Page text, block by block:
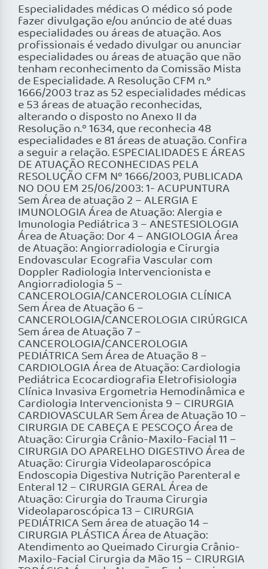
Especialidades médicas O médico só pode
fazer divulgação e/ou anúncio de até duas
especialidades ou áreas de atuação. Aos
profissionais é vedado divulgar ou anunciar
especialidades ou áreas de atuação que não
tenham reconhecimento da Comissão Mista
de Especialidade. A Resolução CFM n.º
1666/2003 traz as 52 especialidades médicas
e 53 áreas de atuação reconhecidas,
alterando o disposto no Anexo II da
Resolução n.º 1634, que reconhecia 48
especialidades e 81 áreas de atuação. Confira
a seguir a relação. ESPECIALIDADES E ÁREAS
DE ATUAÇÃO RECONHECIDAS PELA
RESOLUÇÃO CFM Nº 1666/2003, PUBLICADA
NO DOU EM 25/06/2003: 1- ACUPUNTURA
Sem Área de atuação 2 – ALERGIA E
IMUNOLOGIA Área de Atuação: Alergia e
Imunologia Pediátrica 3 – ANESTESIOLOGIA
Área de Atuação: Dor 4 – ANGIOLOGIA Área
de Atuação: Angiorradiologia e Cirurgia
Endovascular Ecografia Vascular com
Doppler Radiologia Intervencionista e
Angiorradiologia 5 –
CANCEROLOGIA/CANCEROLOGIA CLÍNICA
Sem Área de Atuação 6 –
CANCEROLOGIA/CANCEROLOGIA CIRÚRGICA
Sem área de Atuação 7 –
CANCEROLOGIA/CANCEROLOGIA
PEDIÁTRICA Sem Área de Atuação 8 –
CARDIOLOGIA Área de Atuação: Cardiologia
Pediátrica Ecocardiografia Eletrofisiologia
Clínica Invasiva Ergometria Hemodinâmica e
Cardiologia Intervencionista 9 – CIRURGIA
CARDIOVASCULAR Sem Área de Atuação 10 –
CIRURGIA DE CABEÇA E PESCOÇO Área de
Atuação: Cirurgia Crânio-Maxilo-Facial 11 –
CIRURGIA DO APARELHO DIGESTIVO Área de
Atuação: Cirurgia Videolaparoscópica
Endoscopia Digestiva Nutrição Parenteral e
Enteral 12 – CIRURGIA GERAL Área de
Atuação: Cirurgia do Trauma Cirurgia
Videolaparoscópica 13 – CIRURGIA
PEDIÁTRICA Sem área de atuação 14 –
CIRURGIA PLÁSTICA Área de Atuação:
Atendimento ao Queimado Cirurgia Crânio-
Maxilo-Facial Cirurgia da Mão 15 – CIRURGIA